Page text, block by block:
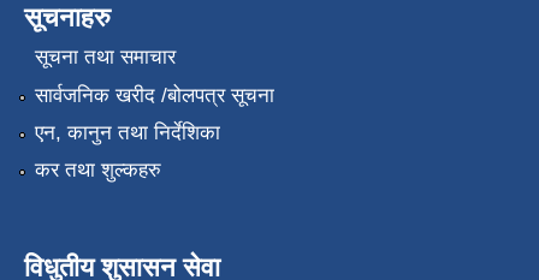
सूचनाहरु
सूचना तथा समाचार
सार्वजनिक खरीद /बोलपत्र सूचना
एन, कानुन तथा निर्देशिका
कर तथा शुल्कहरु
विधुतीय शुसासन सेवा